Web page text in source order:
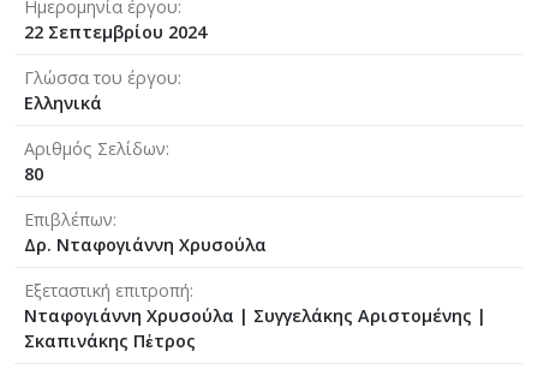
Ημερομηνία έργου
22 Σεπτεμβρίου 2024
Γλώσσα του έργου
Ελληνικά
Αριθμός Σελίδων
80
Επιβλέπων
Δρ. Νταφογιάννη Χρυσούλα
Εξεταστική επιτροπή
Νταφογιάννη Χρυσούλα | Συγγελάκης Αριστομένης |
Σκαπινάκης Πἐτρος